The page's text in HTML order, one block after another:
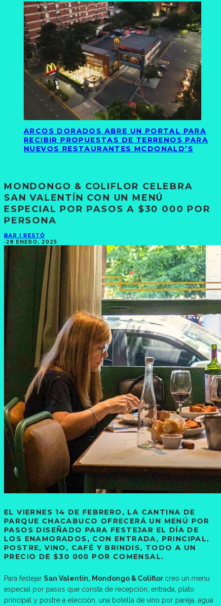
ARCOS DORADOS ABRE UN PORTAL PARA
RECIBIR PROPUESTAS DE TERRENOS PARA
NUEVOS RESTAURANTES MCDONALD’S
MONDONGO & COLIFLOR CELEBRA
SAN VALENTÍN CON UN MENÚ
ESPECIAL POR PASOS A $30 000 POR
PERSONA
BAR | RESTÓ
·28 ENERO, 2025
EL VIERNES 14 DE FEBRERO, LA CANTINA DE
PARQUE CHACABUCO OFRECERÁ UN MENÚ POR
PASOS DISEÑADO PARA FESTEJAR EL DÍA DE
LOS ENAMORADOS, CON ENTRADA, PRINCIPAL,
POSTRE, VINO, CAFÉ Y BRINDIS, TODO A UN
PRECIO DE $30 000 POR COMENSAL.
Para festejar San Valentín, Mondongo & Coliflor creó un menú
especial por pasos que consta de recepción, entrada, plato
principal y postre a elección, una botella de vino por pareja, agua